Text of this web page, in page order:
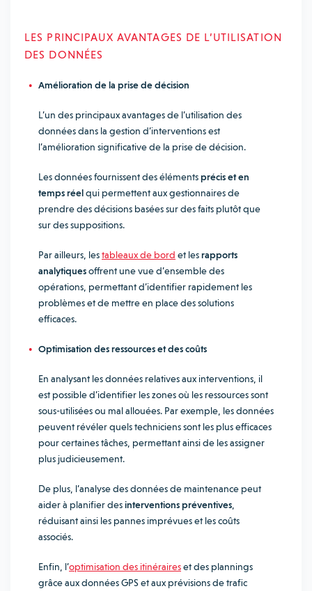
LES PRINCIPAUX AVANTAGES DE L’UTILISATION
DES DONNÉES
Amélioration de la prise de décision
L’un des principaux avantages de l’utilisation des
données dans la gestion d’interventions est
l’amélioration significative de la prise de décision.
Les données fournissent des élémentsprécis et en
temps réelqui permettent aux gestionnaires de
prendre des décisions basées sur des faits plutôt que
sur des suppositions.
Par ailleurs, lestableaux de bord et lesrapports
analytiquesoffrent une vue d’ensemble des
opérations, permettant d’identifier rapidement les
problèmes et de mettre en place des solutions
efficaces.
Optimisation des ressources et des coûts
En analysant les données relatives aux interventions, il
est possible d’identifier les zones où les ressources sont
sous-utilisées ou mal allouées. Par exemple, les données
peuvent révéler quels techniciens sont les plus efficaces
pour certaines tâches, permettant ainsi de les assigner
plus judicieusement.
De plus, l’analyse des données de maintenance peut
aider à planifier desinterventions préventives
réduisant ainsi les pannes imprévues et les coûts
associés.
Enfin, l’optimisation des itinéraireset des plannings
grâce aux données GPS et aux prévisions de trafic